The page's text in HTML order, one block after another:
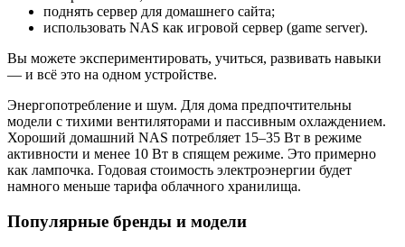
поднять сервер для домашнего сайта;
использовать NAS как игровой сервер (game server).
Вы можете экспериментировать, учиться, развивать навыки
— и всё это на одном устройстве.
Энергопотребление и шум. Для дома предпочтительны
модели с тихими вентиляторами и пассивным охлаждением.
Хороший домашний NAS потребляет 15–35 Вт в режиме
активности и менее 10 Вт в спящем режиме. Это примерно
как лампочка. Годовая стоимость электроэнергии будет
намного меньше тарифа облачного хранилища.
Популярные бренды и модели